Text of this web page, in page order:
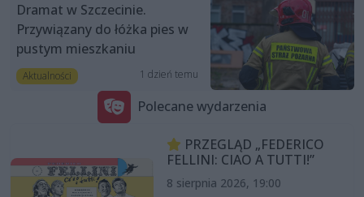
Dramat w Szczecinie.
Przywiązany do łóżka pies w
pustym mieszkaniu
Aktualności 1 dzień temu
Polecane wydarzenia
PRZEGLĄD „FEDERICO
FELLINI: CIAO A TUTTI!”
8 sierpnia 2026, 19:00